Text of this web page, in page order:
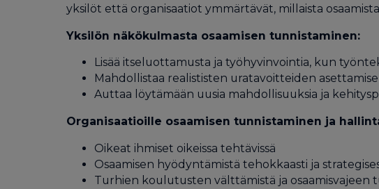
yksilöt että organisaatiot ymmärtävät, millaista
Yksilön näkökulmasta osaamisen tunnistaminen:
Lisää itseluottamusta ja työhyvinvointia, kun
Mahdollistaa realististen uratavoitteiden
Auttaa löytämään uusia mahdollisuuksia ja
Organisaatioille osaamisen tunnistaminen ja
Oikeat ihmiset oikeissa tehtävissä
Osaamisen hyödyntämistä tehokkaasti ja
Turhien koulutusten välttämistä ja osaamisvajeen